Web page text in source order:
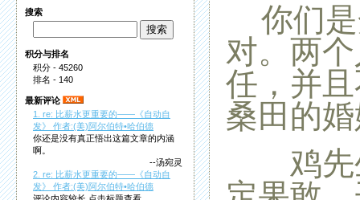
搜索
积分与排名
积分 - 45260
排名 - 140
最新评论
1. re: 比薪水更重要的——《自动自
发》 作者:(美)阿尔伯特•哈伯德
你还是没有真正悟出这篇文章的内涵
啊。
--汤宛灵
2. re: 比薪水更重要的——《自动自
发》 作者:(美)阿尔伯特•哈伯德
你们是
对。两
任，并
桑田的
鸡先生